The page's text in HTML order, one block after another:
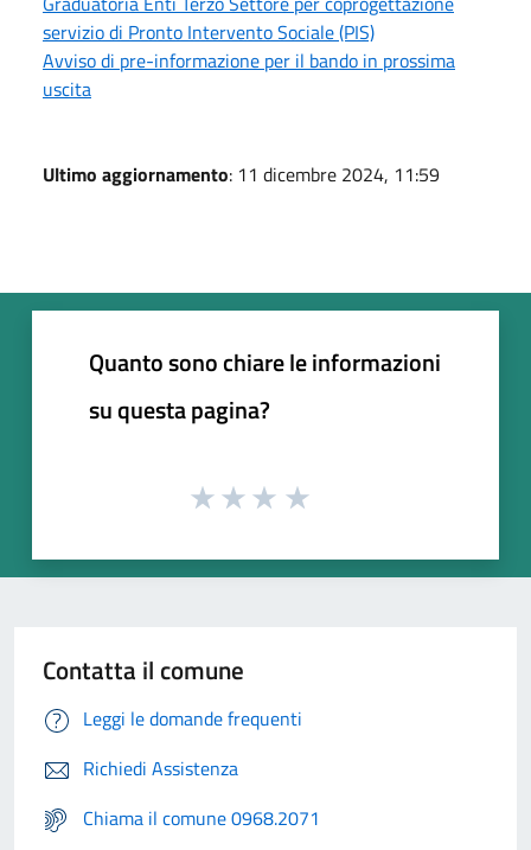
servizio di Pronto Intervento Sociale (PIS)
Avviso di pre-informazione per il bando in prossima
uscita
Ultimo aggiornamento: 11 dicembre 2024, 11:59
Quanto sono chiare le informazioni
su questa pagina?
Contatta il comune
Leggi le domande frequenti
Richiedi Assistenza
Chiama il comune 0968.2071